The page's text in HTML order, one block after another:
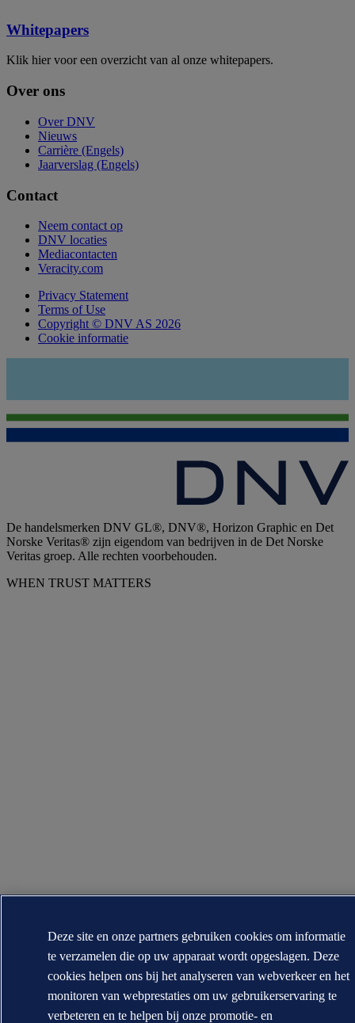
Whitepapers
Klik hier voor een overzicht van al onze whitepapers.
Over ons
Over DNV
Nieuws
Carrière (Engels)
Jaarverslag (Engels)
Contact
Neem contact op
DNV locaties
Mediacontacten
Veracity.com
Privacy Statement
Terms of Use
Copyright © DNV AS 2026
Cookie informatie
De handelsmerken DNV GL®, DNV®, Horizon Graphic en Det
Norske Veritas® zijn eigendom van bedrijven in de Det Norske
Veritas groep. Alle rechten voorbehouden.
WHEN TRUST MATTERS
Deze site en onze partners gebruiken cookies om informatie
te verzamelen die op uw apparaat wordt opgeslagen. Deze
cookies helpen ons bij het analyseren van webverkeer en het
monitoren van webprestaties om uw gebruikerservaring te
verbeteren en te helpen bij onze promotie- en